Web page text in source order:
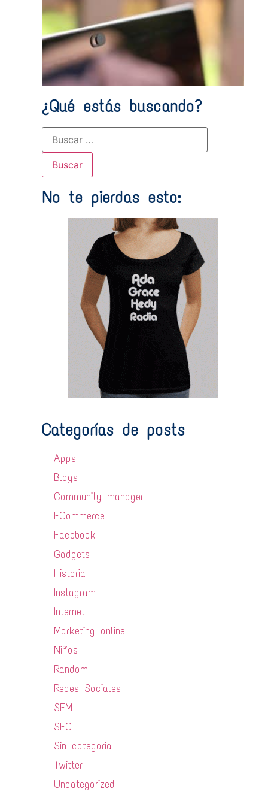
¿Qué estás buscando?
No te pierdas esto:
Categorías de posts
Apps
Blogs
Community manager
ECommerce
Facebook
Gadgets
Historia
Instagram
Internet
Marketing online
Niños
Random
Redes Sociales
SEM
SEO
Sin categoría
Twitter
Uncategorized